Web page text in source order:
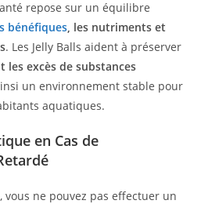
repose sur un équilibre
bénéfiques, les nutriments et
. Les Jelly Balls aident à préserver
les excès de substances
un environnement stable pour
aquatiques.
en Cas de
vous ne pouvez pas effectuer un